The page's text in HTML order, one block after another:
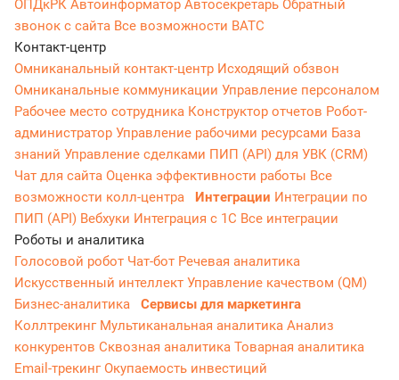
ОПДкРК Автоинформатор Автосекретарь Обратный
звонок с сайта Все возможности ВАТС
Контакт-центр
Омниканальный контакт-центр Исходящий обзвон
Омниканальные коммуникации Управление персоналом
Рабочее место сотрудника Конструктор отчетов Робот-
администратор Управление рабочими ресурсами База
знаний Управление сделками ПИП (API) для УВК (CRM)
Чат для сайта Оценка эффективности работы Все
возможности колл-центра
Интеграции Интеграции по
ПИП (API) Вебхуки Интеграция с 1С Все интеграции
Роботы и аналитика
Голосовой робот Чат-бот Речевая аналитика
Искусственный интеллект Управление качеством (QM)
Бизнес-аналитика
Сервисы для маркетинга
Коллтрекинг Мультиканальная аналитика Анализ
конкурентов Сквозная аналитика Товарная аналитика
Email-трекингОкупаемость инвестиций